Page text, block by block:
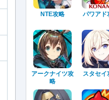
NTE攻略 パワアド
アークナイツ攻
略
スタセイ